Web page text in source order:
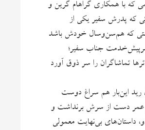
که با همکاری گراهام گرین و
که پدرش سفیر یکی از
که هم‌سن‌وسال خودش باشد
سرپیش‌خدمت جناب سفیر؛
تماشاگران را سر ذوق آورد
رید این‌بار هم سراغ دوست
عمر دست از سرش برنداشت و
داستان‌های بی‌نهایت معمولی